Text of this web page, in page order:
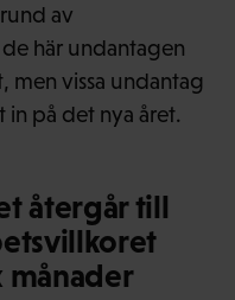
av
här undantagen
men vissa undantag
in på det nya året.
återgår till
månader